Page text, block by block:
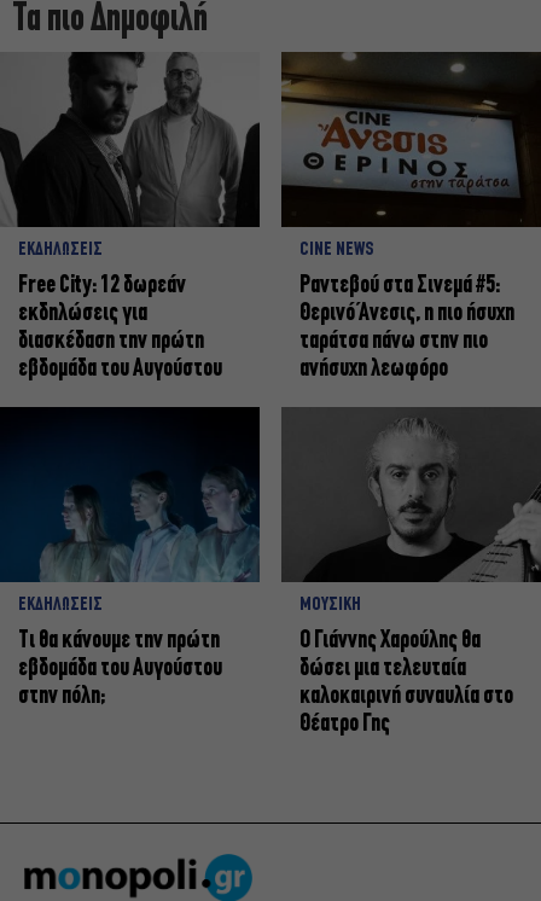
Τα πιο Δημοφιλή
ΕΚΔΗΛΩΣΕΙΣ
Free City: 12 δωρεάν
εκδηλώσεις για
διασκέδαση την πρώτη
εβδομάδα του Αυγούστου
CINE NEWS
Ραντεβού στα Σινεμά #5:
Θερινό Άνεσις, η πιο ήσυχη
ταράτσα πάνω στην πιο
ανήσυχη λεωφόρο
ΕΚΔΗΛΩΣΕΙΣ
Τι θα κάνουμε την πρώτη
εβδομάδα του Αυγούστου
στην πόλη;
ΜΟΥΣΙΚΗ
Ο Γιάννης Χαρούλης θα
δώσει μια τελευταία
καλοκαιρινή συναυλία στο
Θέατρο Γης